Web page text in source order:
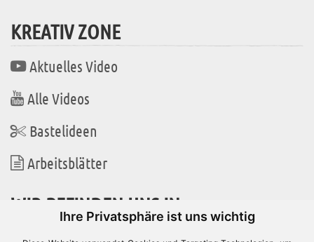
Ihre Privatsphäre ist uns wichtig
KREATIV ZONE
Aktuelles Video
Alle Videos
Bastelideen
Arbeitsblätter
WIR BEFINDEN UNS IN